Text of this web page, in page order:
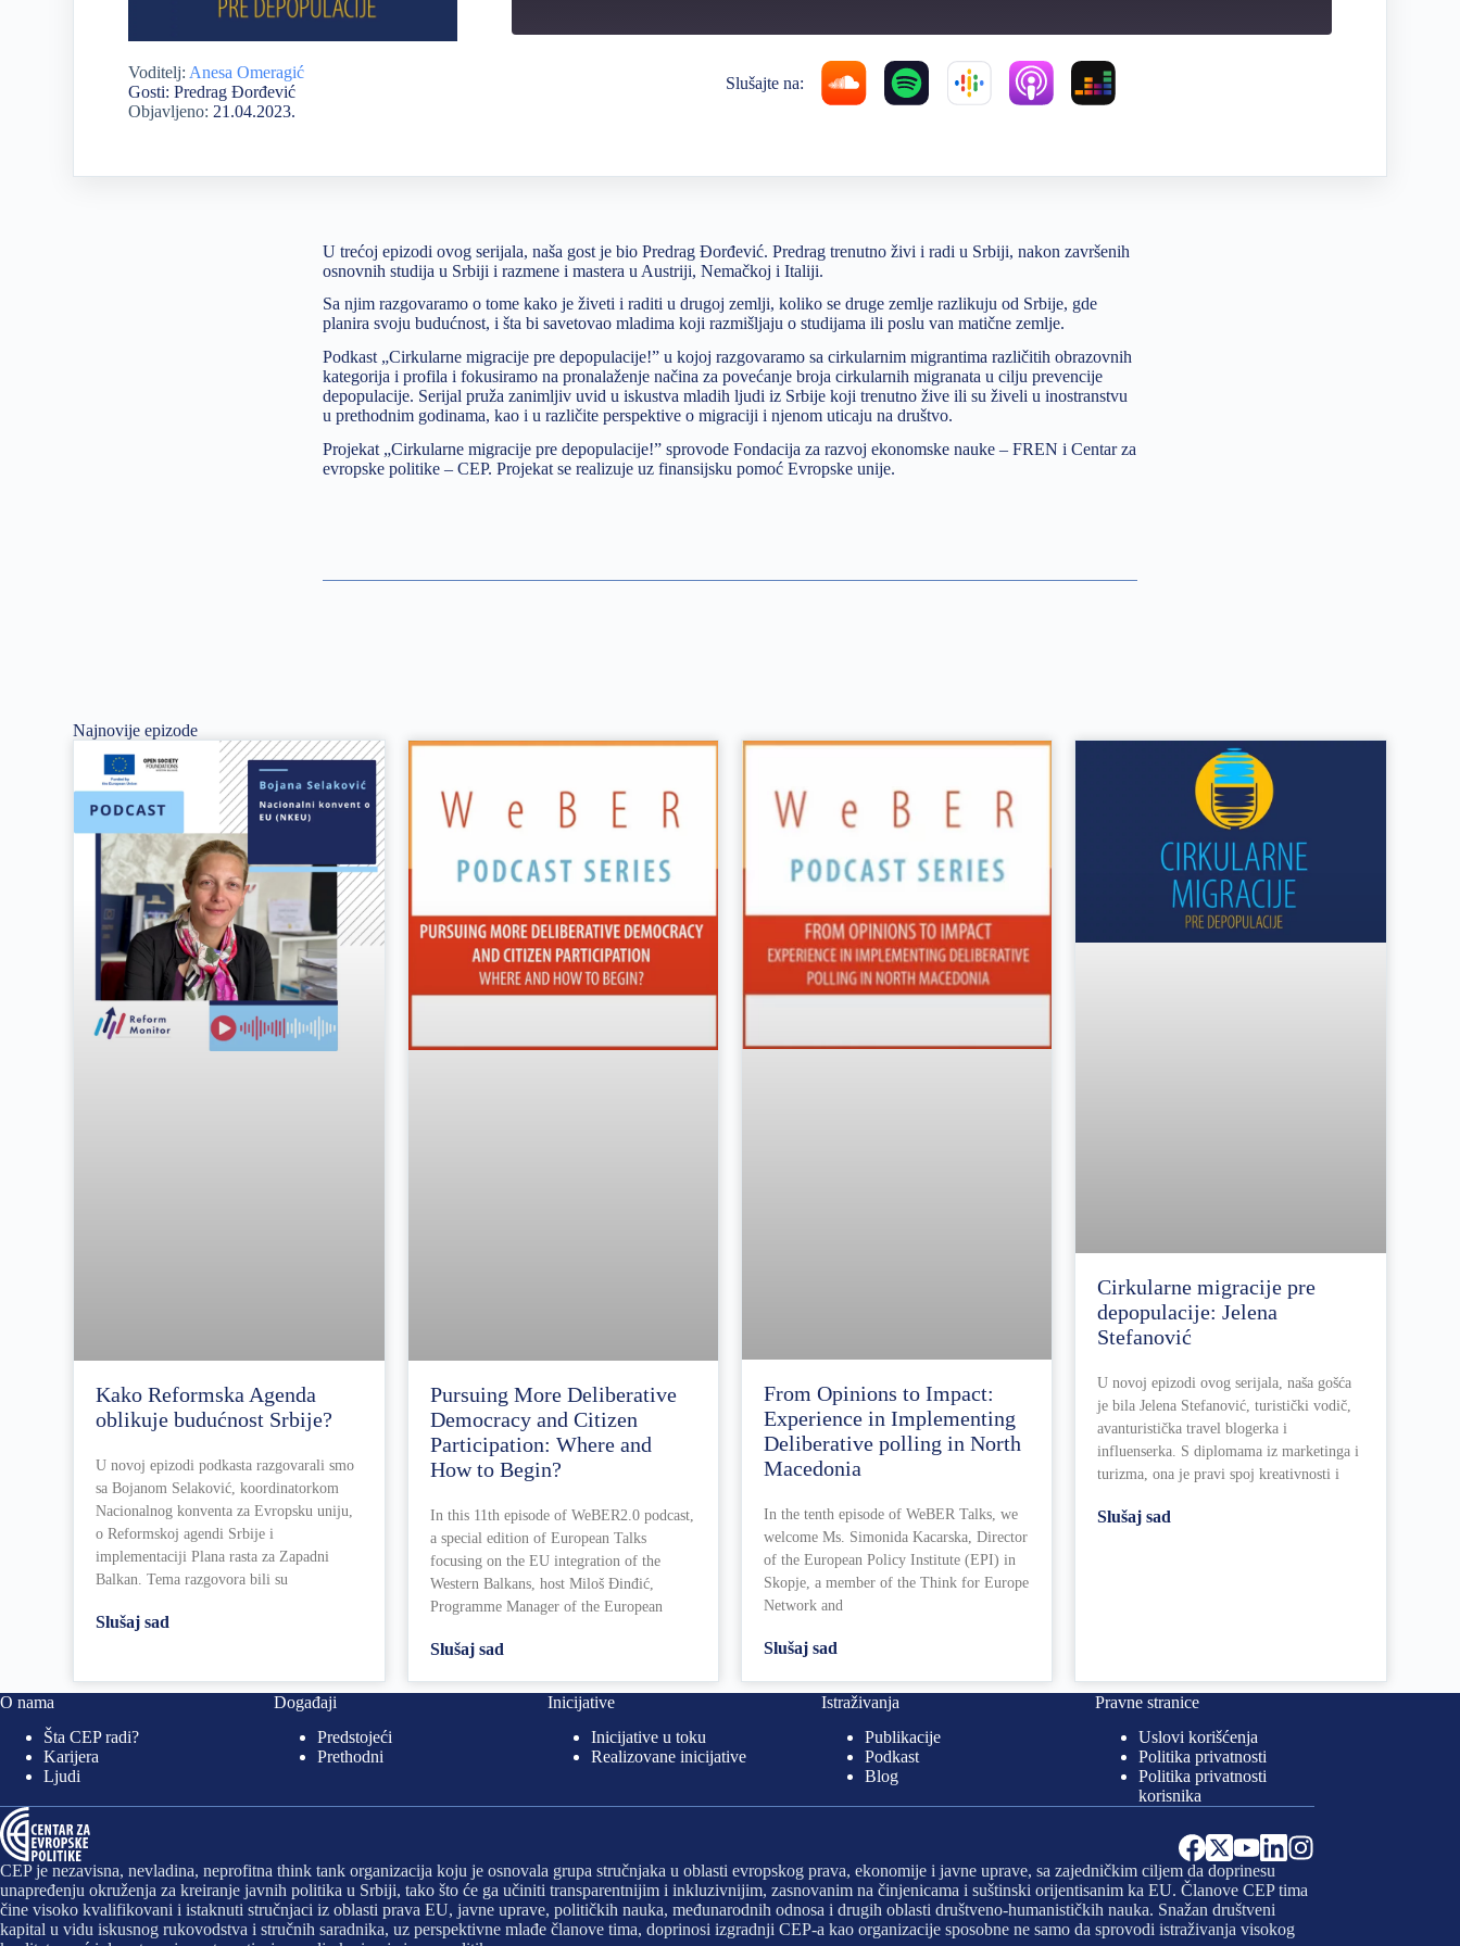
Voditelj: Anesa Omeragić
Gosti: Predrag Đorđević
Objavljeno: 21.04.2023.
Slušajte na:
U trećoj epizodi ovog serijala, naša gost je bio Predrag Đorđević. Predrag trenutno živi i radi u Srbiji, nakon završenih
osnovnih studija u Srbiji i razmene i mastera u Austriji, Nemačkoj i Italiji.
Sa njim razgovaramo o tome kako je živeti i raditi u drugoj zemlji, koliko se druge zemlje razlikuju od Srbije, gde
planira svoju budućnost, i šta bi savetovao mladima koji razmišljaju o studijama ili poslu van matične zemlje.
Podkast „Cirkularne migracije pre depopulacije!” u kojoj razgovaramo sa cirkularnim migrantima različitih obrazovnih
kategorija i profila i fokusiramo na pronalaženje načina za povećanje broja cirkularnih migranata u cilju prevencije
depopulacije. Serijal pruža zanimljiv uvid u iskustva mladih ljudi iz Srbije koji trenutno žive ili su živeli u inostranstvu
u prethodnim godinama, kao i u različite perspektive o migraciji i njenom uticaju na društvo.
Projekat „Cirkularne migracije pre depopulacije!” sprovode Fondacija za razvoj ekonomske nauke – FREN i Centar za
evropske politike – CEP. Projekat se realizuje uz finansijsku pomoć Evropske unije.
Najnovije epizode
Kako Reformska Agenda
oblikuje budućnost Srbije?
U novoj epizodi podkasta razgovarali smo
sa Bojanom Selaković, koordinatorkom
Nacionalnog konventa za Evropsku uniju,
o Reformskoj agendi Srbije i
implementaciji Plana rasta za Zapadni
Balkan. Tema razgovora bili su
Slušaj sad
Pursuing More Deliberative
Democracy and Citizen
Participation: Where and
How to Begin?
In this 11th episode of WeBER2.0 podcast,
a special edition of European Talks
focusing on the EU integration of the
Western Balkans, host Miloš Đinđić,
Programme Manager of the European
Slušaj sad
From Opinions to Impact:
Experience in Implementing
Deliberative polling in North
Macedonia
In the tenth episode of WeBER Talks, we
welcome Ms. Simonida Kacarska, Director
of the European Policy Institute (EPI) in
Skopje, a member of the Think for Europe
Network and
Slušaj sad
Cirkularne migracije pre
depopulacije: Jelena
Stefanović
U novoj epizodi ovog serijala, naša gošća
je bila Jelena Stefanović, turistički vodič,
avanturistička travel blogerka i
influenserka. S diplomama iz marketinga i
turizma, ona je pravi spoj kreativnosti i
Slušaj sad
O nama
Šta CEP radi?
Karijera
Ljudi
Događaji
Predstojeći
Prethodni
Inicijative
Inicijative u toku
Realizovane inicijative
Istraživanja
Publikacije
Podkast
Blog
Pravne stranice
Uslovi korišćenja
Politika privatnosti
Politika privatnosti
korisnika
CEP je nezavisna, nevladina, neprofitna think tank organizacija koju je osnovala grupa stručnjaka u oblasti evropskog prava, ekonomije i javne uprave, sa zajedničkim ciljem da doprinesu
unapređenju okruženja za kreiranje javnih politika u Srbiji, tako što će ga učiniti transparentnijim i inkluzivnijim, zasnovanim na činjenicama i suštinski orijentisanim ka EU. Članove CEP tima
čine visoko kvalifikovani i istaknuti stručnjaci iz oblasti prava EU, javne uprave, političkih nauka, međunarodnih odnosa i drugih oblasti društveno-humanističkih nauka. Snažan društveni
kapital u vidu iskusnog rukovodstva i stručnih saradnika, uz perspektivne mlađe članove tima, doprinosi izgradnji CEP-a kao organizacije sposobne ne samo da sprovodi istraživanja visokog